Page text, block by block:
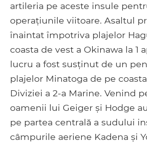
artileria pe aceste insule
operațiunile viitoare. Asaltul
înaintat împotriva plajelor
coasta de vest a Okinawa la 1
lucru a fost susținut de un
plajelor Minatoga de pe
Diviziei a 2-a Marine. Venind
oamenii lui Geiger și Hodge
pe partea centrală a sudului
câmpurile aeriene Kadena și